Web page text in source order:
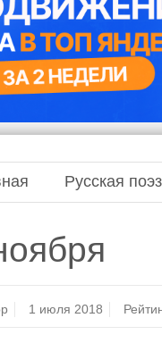
Русская
1996.
1 июля 2018